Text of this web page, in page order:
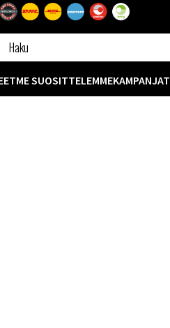
ME SUOSITTELEMMEKAMPANJAT